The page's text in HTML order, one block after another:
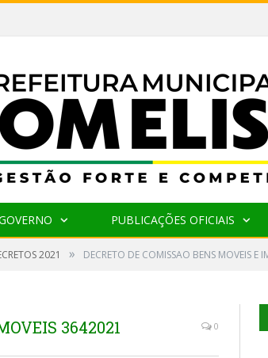
PUBLICAÇÕES OFICIAIS
2021 » DECRETO DE COMISSAO BENS MOVEIS E
3642021 0